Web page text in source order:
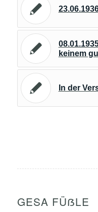
keinem
In der
GESA FÜẞLE